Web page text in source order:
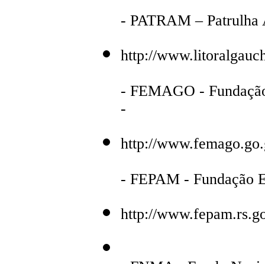
- PATRAM –
http://
- FEMAGO -
-
http://
- FEPAM - Fundação
http://